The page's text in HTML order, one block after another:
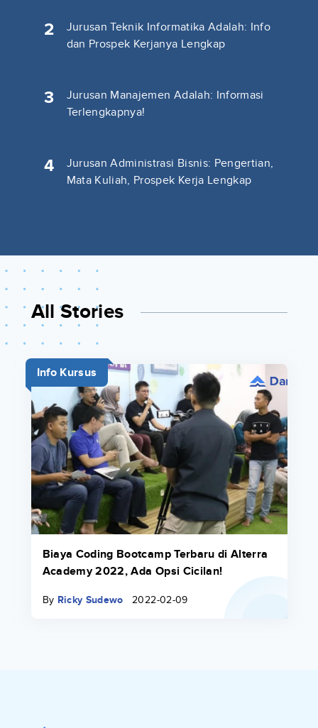
2
Jurusan Teknik Informatika Adalah: Info
dan Prospek Kerjanya Lengkap
3
Jurusan Manajemen Adalah: Informasi
Terlengkapnya!
4
Jurusan Administrasi Bisnis: Pengertian,
Mata Kuliah, Prospek Kerja Lengkap
All Stories
Info Kursus
Biaya Coding Bootcamp Terbaru di Alterra
Academy 2022, Ada Opsi Cicilan!
By Ricky Sudewo 2022-02-09